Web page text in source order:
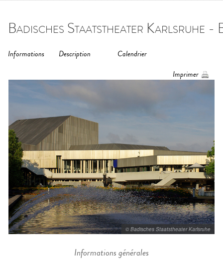
Badisches Staatstheater Karlsruhe -
Informations Description
Calendrier
Imprimer
© Badisches Staatstheater Karlsruhe
Informations générales